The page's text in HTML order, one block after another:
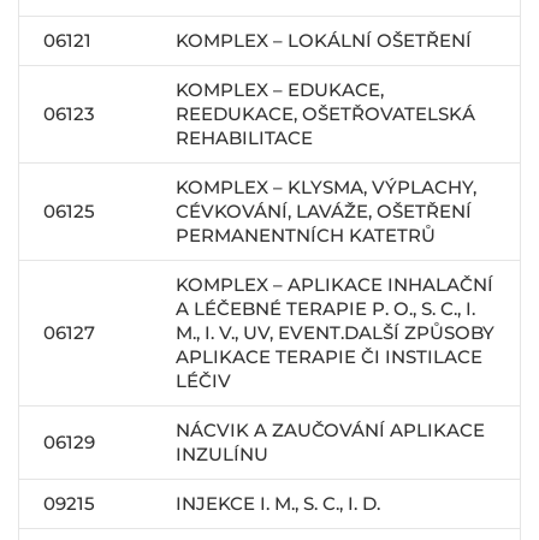
06121 KOMPLEX – LOKÁLNÍ OŠETŘENÍ
06123
KOMPLEX – EDUKACE,
REEDUKACE, OŠETŘOVATELSKÁ
REHABILITACE
06125
KOMPLEX – KLYSMA, VÝPLACHY,
CÉVKOVÁNÍ, LAVÁŽE, OŠETŘENÍ
PERMANENTNÍCH KATETRŮ
06127
KOMPLEX – APLIKACE INHALAČNÍ
A LÉČEBNÉ TERAPIE P. O., S. C., I.
M., I. V., UV, EVENT.DALŠÍ ZPŮSOBY
APLIKACE TERAPIE ČI INSTILACE
LÉČIV
06129
NÁCVIK A ZAUČOVÁNÍ APLIKACE
INZULÍNU
09215 INJEKCE I. M., S. C., I. D.